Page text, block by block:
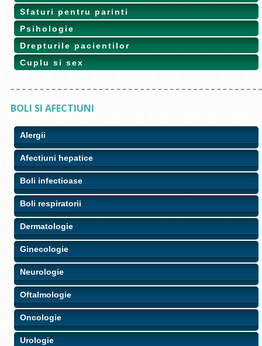
Sfaturi pentru parinti
Psihologie
Drepturile pacientilor
Cuplu si sex
BOLI SI AFECTIUNI
Alergii
Afectiuni hepatice
Boli infectioase
Boli respiratorii
Dermatologie
Ginecologie
Neurologie
Oftalmologie
Oncologie
Urologie